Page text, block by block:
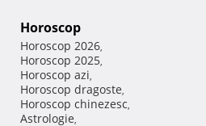
Horoscop
Horoscop 2026,
Horoscop 2025,
Horoscop azi,
Horoscop dragoste,
Horoscop chinezesc,
Astrologie,